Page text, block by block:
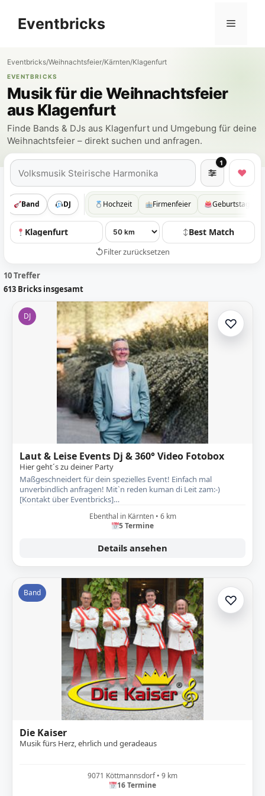
InhaltEventbricks Menü
Eventbricks/Weihnachtsfeier/Kärnten/Klagenfurt
EVENTBRICKS
Musik für die Weihnachtsfeier
aus Klagenfurt
Finde Bands & DJs aus Klagenfurt und Umgebung für deine
Weihnachtsfeier – direkt suchen und anfragen.
Suchen 1
♥
Band DJ Hochzeit Firmenfeier Geburtstag
Klagenfurt ↕Best Match
↺Filter zurücksetzen
10 Treffer
613 Bricks insgesamt
DJ ♡Zur
Laut & Leise Events Dj & 360° Video Fotobox
Hier geht´s zu deiner Party
Maßgeschneidert für dein spezielles Event! Einfach mal
unverbindlich anfragen! Mit`n reden kuman di Leit zam:-)
[Kontakt über Eventbricks]…
Ebenthal in Kärnten • 6 km
5 Termine
Details ansehen
Band ♡Zur
Die Kaiser
Musik fürs Herz, ehrlich und geradeaus
9071 Köttmannsdorf • 9 km
16 Termine